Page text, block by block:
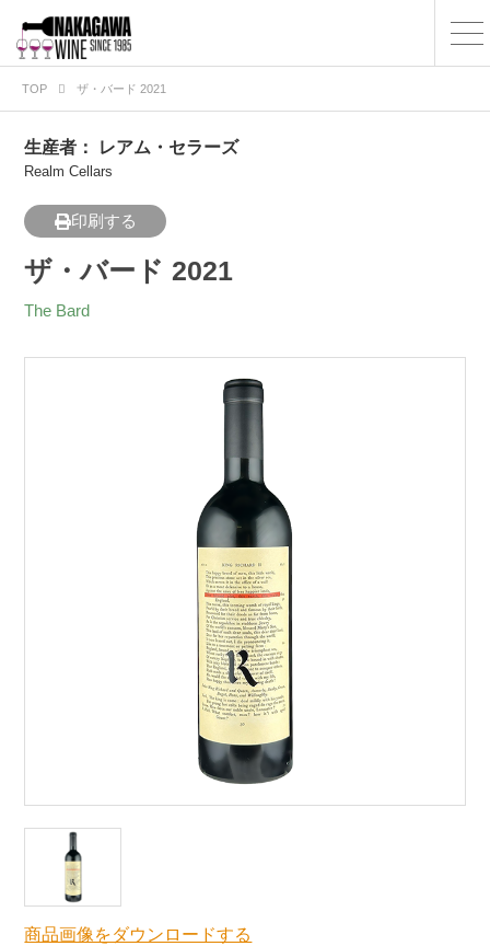
TOP ザ・バード 2021
生産者： レアム・セラーズ
Realm Cellars
印刷する
ザ・バード 2021
The Bard
商品画像をダウンロードする